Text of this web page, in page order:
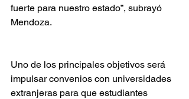
fuerte para nuestro estado”, subrayó
Mendoza.
Uno de los principales objetivos será
impulsar convenios con universidades
extranjeras para que estudiantes